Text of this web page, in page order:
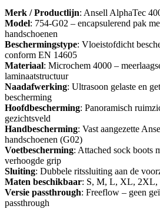
Merk / Productlijn: Ansell AlphaTec
Model: 754-G02 – encapsulerend pak
handschoenen
Beschermingstype: Vloeistofdicht
conform EN 14605
Materiaal: Microchem 4000 –
laminaatstructuur
Naadafwerking: Ultrasoon gelaste en
bescherming
Hoofdbescherming: Panoramisch
gezichtsveld
Handbescherming: Vast aangezette
handschoenen (G02)
Voetbescherming: Attached sock boots
verhoogde grip
Sluiting: Dubbele ritssluiting aan de
Maten beschikbaar: S, M, L, XL, 2XL,
Versie passthrough: Freeflow – geen
passthrough